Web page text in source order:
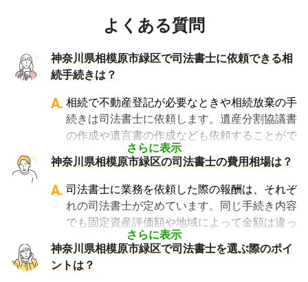
よくある質問
神奈川県相模原市緑区で司法書士に依頼できる相
続手続きは？
さらに表示
A. 相続で不動産登記が必要なときや相続放棄の手
続きは司法書士に依頼します。遺産分割協議書
の作成や遺言書の作成なども依頼することがで
・不動産の名義変更の手続き
・遺産分割協議書の作成
・遺言書の作成
・成年後見人手続き
ただし、相続争いなどのトラブルの解決は弁護
士に依頼することになります。
神奈川県相模原市緑区の司法書士の費用相場は？
さらに表示
A. 司法書士に業務を依頼した際の報酬は、それぞ
れの司法書士が定めています。同じ手続き内容
でも固定資産評価額や地域によって金額は違っ
一例を挙げると、相続による所有権移転登記手
続きで「土地1筆及び建物1棟（固定資産評価
神奈川県相模原市緑区で司法書士を選ぶ際のポイ
ントは？